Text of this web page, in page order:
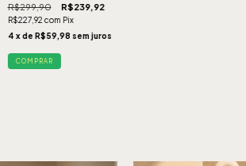
R$299,90 R$239,92
R$227,92com Pix
4 x de R$59,98 sem juros
COMPRAR